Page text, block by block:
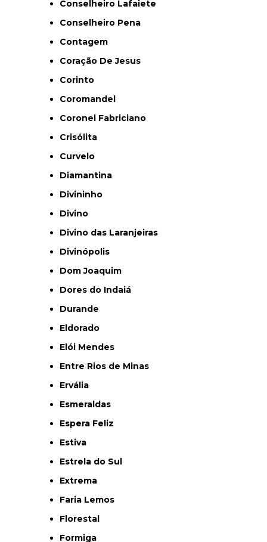
Conselheiro Lafaiete
Conselheiro Pena
Contagem
Coração De Jesus
Corinto
Coromandel
Coronel Fabriciano
Crisólita
Curvelo
Diamantina
Divininho
Divino
Divino das Laranjeiras
Divinópolis
Dom Joaquim
Dores do Indaiá
Durande
Eldorado
Elói Mendes
Entre Rios de Minas
Ervália
Esmeraldas
Espera Feliz
Estiva
Estrela do Sul
Extrema
Faria Lemos
Florestal
Formiga